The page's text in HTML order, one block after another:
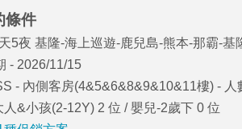
條件
5夜 基隆-海上巡遊-鹿兒島-熊本-那霸-基
- 2026/11/15
- 內側客房(4&5&6&8&9&10&11樓) - 人
人&小孩(2-12Y) 2 位 / 嬰兒-2歲下 0 位